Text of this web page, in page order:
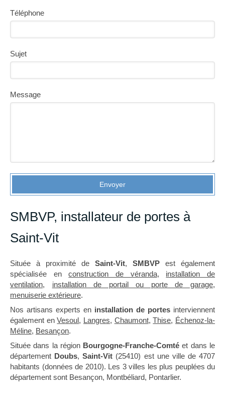
Téléphone
Sujet
Message
Envoyer
SMBVP, installateur de portes à
Saint-Vit
Située à proximité de Saint-Vit, SMBVP est également
spécialisée enconstruction de véranda, installation de
ventilation, installation de portail ou porte de garage,
menuiserie extérieure.
Nos artisans experts en installation de portes interviennent
également enVesoul, Langres, Chaumont,Thise, Échenoz-la-
Méline, Besançon.
Située dans la région Bourgogne-Franche-Comté et dans le
département Doubs,Saint-Vit (25410) est une ville de 4707
habitants (données de 2010). Les 3 villes les plus peuplées du
département sont Besançon, Montbéliard, Pontarlier.